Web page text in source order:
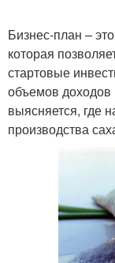
Бизнес-план –
которая
стартовые
объемов доходов
выясняется, где
производства